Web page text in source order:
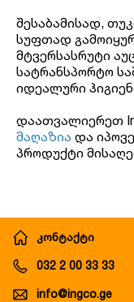
შესაბამისად,
სუფთად
მტვერსასრუტი
სატრანსპორტო
იდეალური
დაათვალიერეთ
მაღაზია და
პროდუქტი
კონტაქტი
032 2 00 33 33
info@ingco.ge